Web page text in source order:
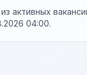
активных
04:00.